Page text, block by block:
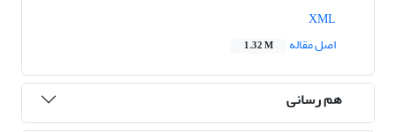
اصل مقاله
1.32 M
هم رسانی